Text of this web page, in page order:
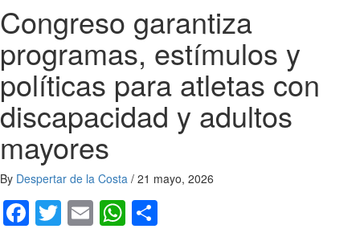
Congreso garantiza
programas, estímulos y
políticas para atletas con
discapacidad y adultos
mayores
By Despertar de la Costa / 21 mayo, 2026
Facebook
Twitter
EmailWhatsApp